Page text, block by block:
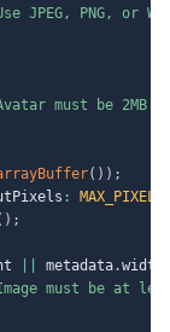
JPEG, PNG, or
must be 2MB
( ) ) ;
:
MAX_PIXELS
) ;
metadata.
must be at